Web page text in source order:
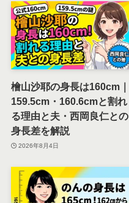
檜山沙耶の身長は160cm｜
159.5cm・160.6cmと割れ
る理由と夫・西岡良仁との
身長差を解説
2026年8月4日